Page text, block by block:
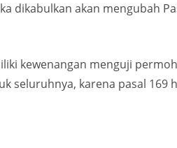
dikabulkan akan mengubah
kewenangan menguji
seluruhnya, karena pasal